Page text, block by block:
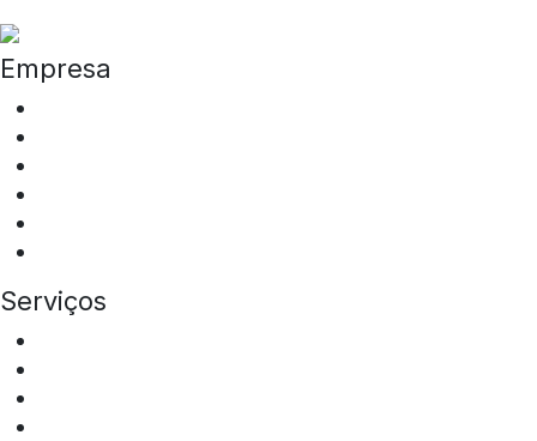
Empresa
Serviços